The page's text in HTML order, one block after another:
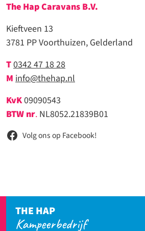
The Hap Caravans B.V.
Kieftveen 13
3781 PP Voorthuizen, Gelderland
T0342 47 18 28
M info@thehap.nl
KvK09090543
BTW nr. NL8052.21839B01
Volg ons op Facebook!
THE HAP
Kampeerbedrijf